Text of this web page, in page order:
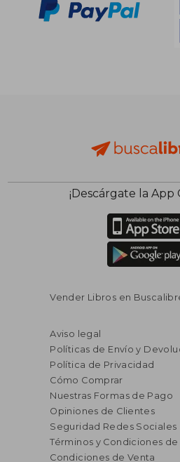
¡Descárgate la App
Vender Libros en
Aviso legal
Políticas de Envío y
Política de Privacidad
Cómo Comprar
Nuestras Formas de Pago
Opiniones de Clientes
Seguridad Redes Sociales
Términos y Condiciones de
Condiciones de Venta